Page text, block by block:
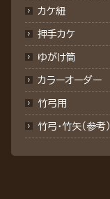
カケ紐
押手カケ
ゆがけ筒
カラーオーダー
竹弓用
竹弓・竹矢（参考）